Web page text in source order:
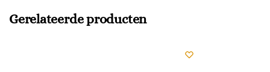
Gerelateerde producten